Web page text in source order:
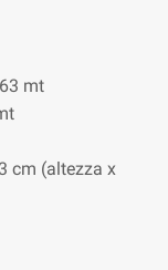
mt
cm (altezza x